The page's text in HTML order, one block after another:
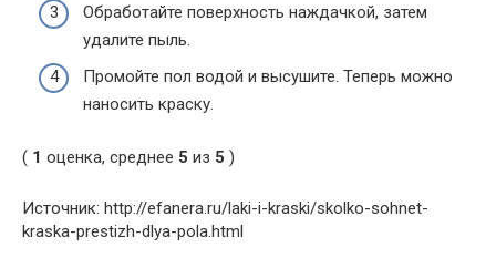
Обработайте поверхность наждачкой, затем
удалите пыль.
Промойте пол водой и высушите. Теперь можно
наносить краску.
( 1 оценка, среднее 5 из 5 )
Источник: http://efanera.ru/laki-i-kraski/skolko-sohnet-
kraska-prestizh-dlya-pola.html